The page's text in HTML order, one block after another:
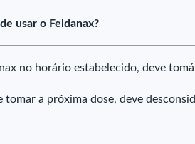
usar o Feldanax?
no horário estabelecido, deve
a próxima dose, deve